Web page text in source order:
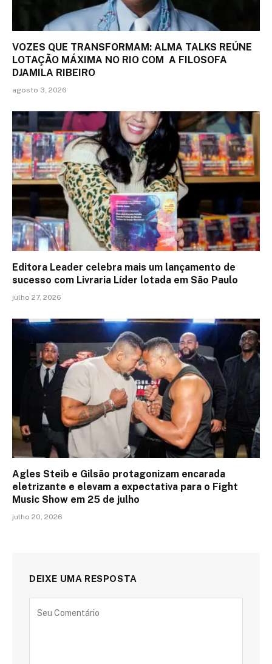
VOZES QUE TRANSFORMAM: ALMA TALKS REÚNE
LOTAÇÃO MÁXIMA NO RIO COM A FILOSOFA
DJAMILA RIBEIRO
agosto 3, 2026
Editora Leader celebra mais um lançamento de
sucesso com Livraria Líder lotada em São Paulo
julho 27, 2026
Agles Steib e Gilsão protagonizam encarada
eletrizante e elevam a expectativa para o Fight
Music Show em 25 de julho
julho 20, 2026
DEIXE UMA RESPOSTA